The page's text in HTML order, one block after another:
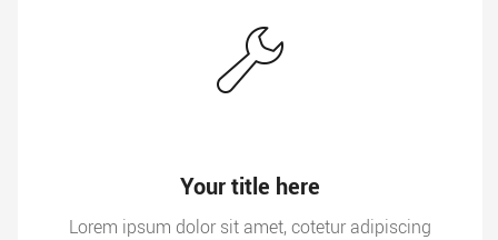
Your title here
Lorem ipsum dolor sit amet, cotetur adipiscing